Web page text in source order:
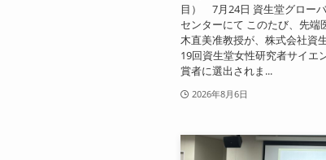
目） 7月24日 資生堂グロー
センターにて このたび、先端
木直美准教授が、株式会社資
19回資生堂女性研究者サイエ
賞者に選出されま...
2026年8月6日